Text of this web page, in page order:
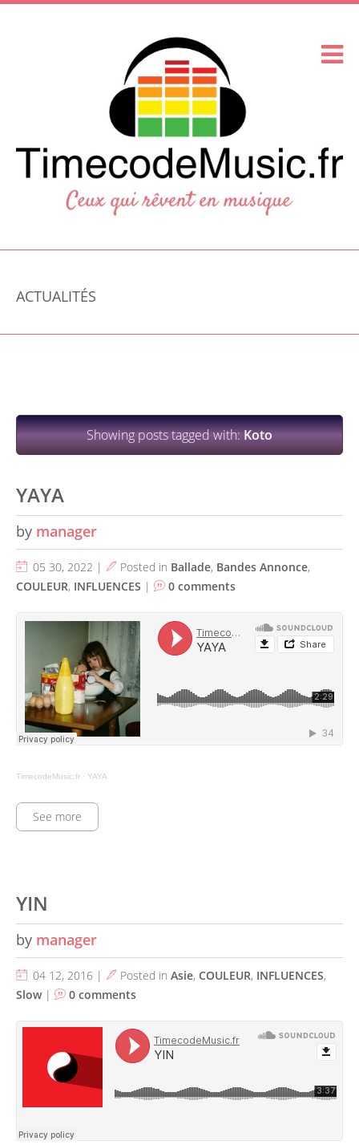
ACTUALITÉS
Showing posts tagged with:Koto
YAYA
by manager
05 30, 2022 | Posted in Ballade, Bandes Annonce,
COULEUR, INFLUENCES | 0 comments
TimecodeMusic.fr · YAYA
See more
YIN
by manager
04 12, 2016 | Posted in Asie, COULEUR, INFLUENCES,
Slow| 0 comments